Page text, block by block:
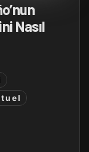
Nasıl